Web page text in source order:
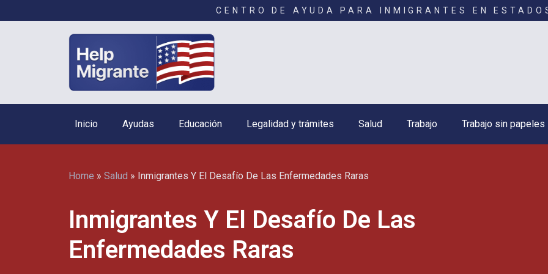
CENTRO DE AYUDA PARA INMIGRANTES EN
Inicio Ayudas Educación Legalidad y trámites Salud Trabajo Trabajo sin papeles
Home » Salud » Inmigrantes Y El Desafío De Las Enfermedades Raras
Inmigrantes Y El Desafío De Las
Enfermedades Raras